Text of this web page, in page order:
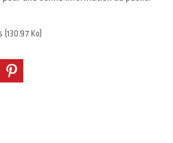
(130.97 Ko)